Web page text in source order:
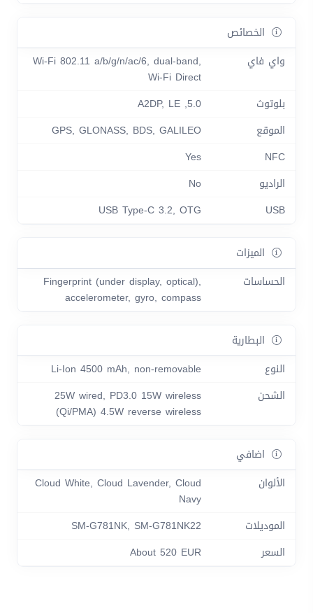
الخصائص
واي فاي
Wi-Fi 802.11 a/b/g/n/ac/6, dual-band,
Wi-Fi Direct
بلوتوث
5.0, A2DP, LE
الموقع
GPS, GLONASS, BDS, GALILEO
NFC
Yes
الراديو
No
USB
USB Type-C 3.2, OTG
الميزات
الحساسات
Fingerprint (under display, optical),
accelerometer, gyro, compass
البطارية
النوع
Li-Ion 4500 mAh, non-removable
الشحن
25W wired, PD3.0 15W wireless
(Qi/PMA) 4.5W reverse wireless
اضافي
الألوان
Cloud White, Cloud Lavender, Cloud
Navy
الموديلات
SM-G781NK, SM-G781NK22
السعر
About 520 EUR